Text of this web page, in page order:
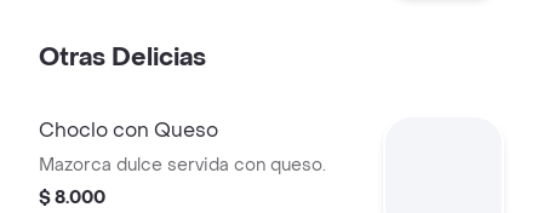
Otras Delicias
Choclo con Queso
Mazorca dulce servida con queso.
$ 8.000